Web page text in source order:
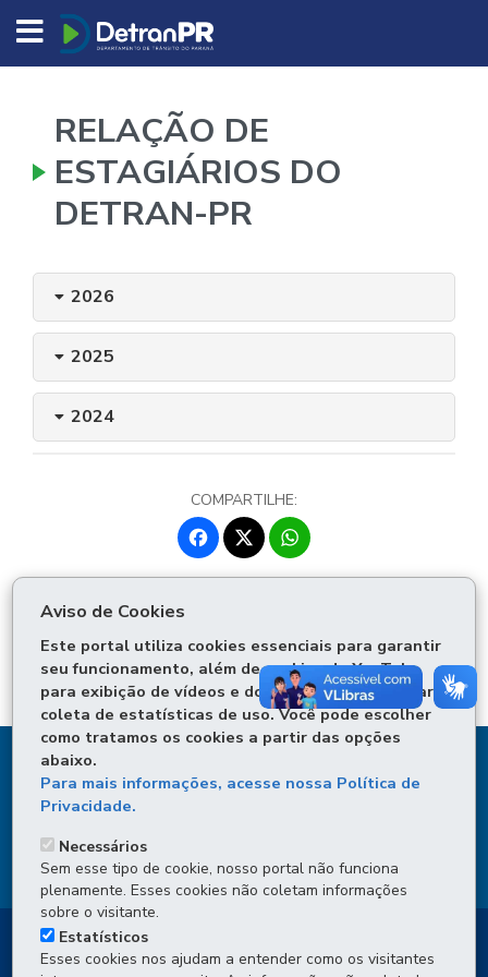
DETRAN/PR
RELAÇÃO DE
ESTAGIÁRIOS DO
DETRAN-PR
2026
2025
2024
COMPARTILHE:
Fa
ce
T
er
p
Baixar
OUVIDORIA
TRANSPARÊNCIA INSTITUCIONAL
Aviso de Cookies
Este portal utiliza cookies essenciais para garantir
seu funcionamento, além de cookies do YouTube
para exibição de vídeos e do Google Analytics para
coleta de estatísticas de uso. Você pode escolher
como tratamos os cookies a partir das opções
abaixo.
Para mais informações, acesse nossa Política de
Privacidade.
Necessários
Sem esse tipo de cookie, nosso portal não funciona
plenamente. Esses cookies não coletam informações
sobre o visitante.
Estatísticos
Esses cookies nos ajudam a entender como os visitantes